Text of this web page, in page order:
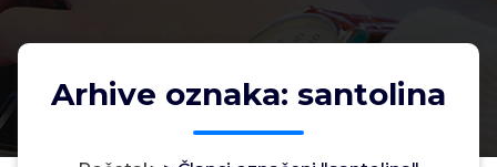
Arhive oznaka: santolina